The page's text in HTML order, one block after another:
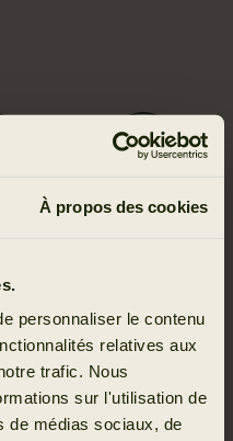
À propos des cookies
personnaliser le contenu
relatives aux
trafic. Nous
sur l'utilisation de
de médias sociaux, de